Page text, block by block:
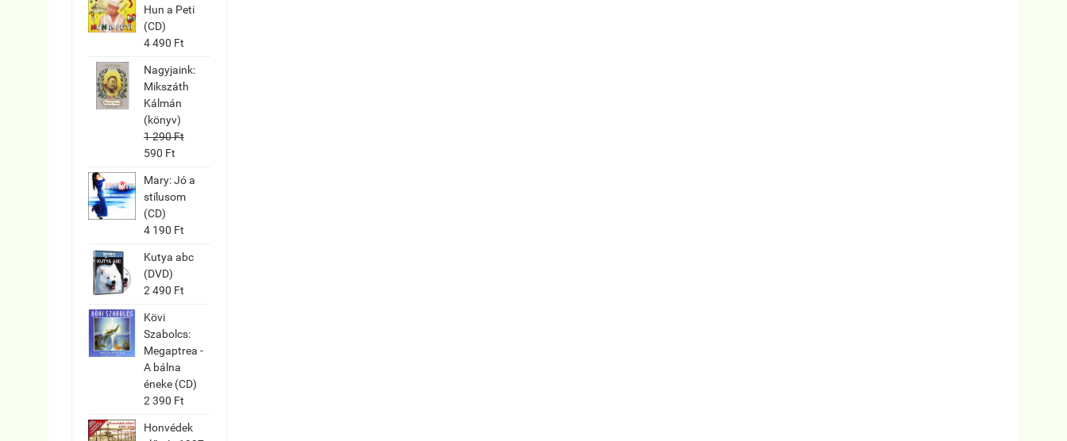
Hun a Peti
(CD)
4 490 Ft
Nagyjaink:
Mikszáth
Kálmán
(könyv)
1 290 Ft
590 Ft
Mary: Jó a
stílusom
(CD)
4 190 Ft
Kutya abc
(DVD)
2 490 Ft
Kövi
Szabolcs:
Megaptrea -
A bálna
éneke (CD)
2 390 Ft
Honvédek